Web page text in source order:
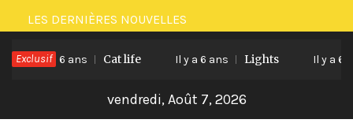
Passer
au
contenu
LES DERNIÈRES NOUVELLES
Exclusif
Il y a 6 ans Cat life Il y a 6 ans Lights Il y a 6 ans
vendredi, Août 7, 2026